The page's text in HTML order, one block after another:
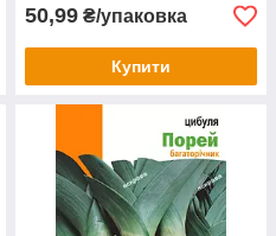
50,99 ₴/упаковка
Купити